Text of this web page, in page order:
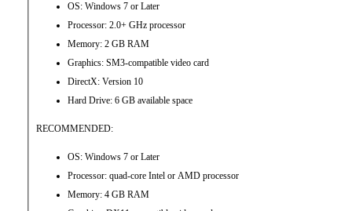
OS: Windows 7 or Later
Processor: 2.0+ GHz processor
Memory: 2 GB RAM
Graphics: SM3-compatible video card
DirectX: Version 10
Hard Drive: 6 GB available space
RECOMMENDED:
OS: Windows 7 or Later
Processor: quad-core Intel or AMD processor
Memory: 4 GB RAM